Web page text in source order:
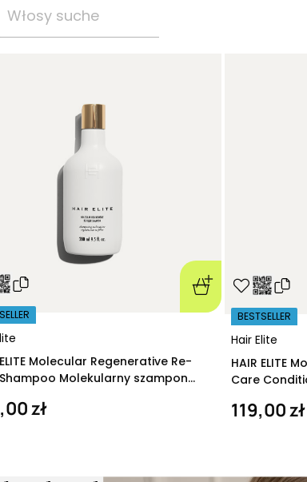
Włosy suche
Molecular Regenerative Re-
Molekularny szampon
zł
Hair Elite
BESTSELLER
HAIR ELITE
Care
119,00 zł